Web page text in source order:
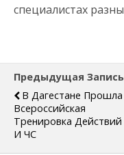
специалистах
Предыдущая Запись
В Дагестане Прошла
Всероссийская
Тренировка
И ЧС